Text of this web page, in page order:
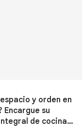
y orden en
Encargue su
de cocinas